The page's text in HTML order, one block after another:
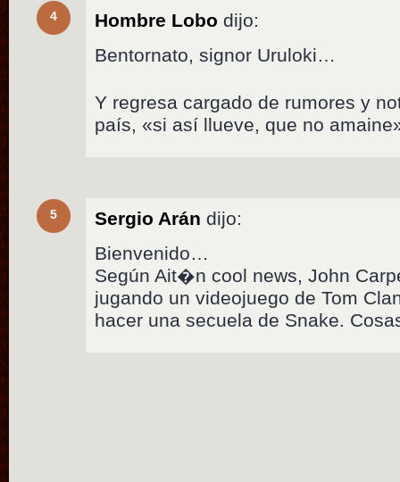
4 Hombre Lobo dijo:
Bentornato, signor Uruloki…
Y regresa cargado de rumores y
país, «si así llueve, que no
5 Sergio Arán dijo:
Bienvenido…
Según Ait�n cool news, John
jugando un videojuego de Tom
hacer una secuela de Snake.